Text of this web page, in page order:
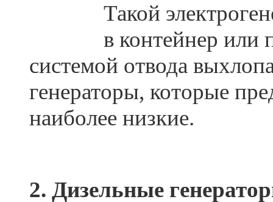
Такой
в контейнер или
системой отвода
генераторы, которые
наиболее низкие.
2. Дизельные